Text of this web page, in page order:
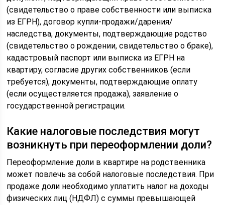
(свидетельство о праве собственности или выписка
из ЕГРН), договор купли-продажи/дарения/
наследства, документы, подтверждающие родство
(свидетельство о рождении, свидетельство о браке),
кадастровый паспорт или выписка из ЕГРН на
квартиру, согласие других собственников (если
требуется), документы, подтверждающие оплату
(если осуществляется продажа), заявление о
государственной регистрации.
Какие налоговые последствия могут
возникнуть при переоформлении доли?
Переоформление доли в квартире на родственника
может повлечь за собой налоговые последствия. При
продаже доли необходимо уплатить налог на доходы
физических лиц (НДФЛ) с суммы превышающей